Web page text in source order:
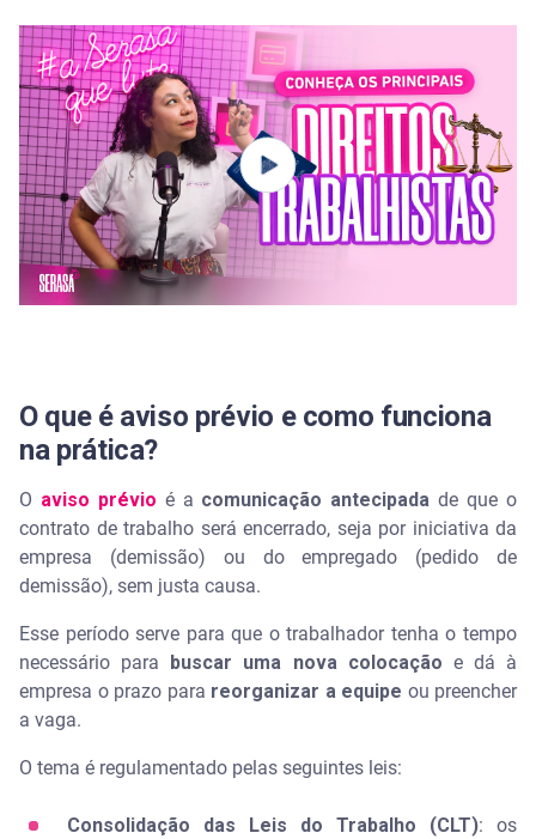
Quantos dias é preciso cumprir de aviso prévio
trabalhado?
Quem está cumprindo aviso prévio tem direito a
sair mais cedo?
Quantas horas se trabalha por dia no aviso prévio?
Sou obrigado a aceitar o aviso prévio trabalhado?
O que é aviso prévio e como funciona
na prática?
O aviso prévio é a comunicação antecipada de que o
contrato de trabalho será encerrado, seja por iniciativa da
empresa (demissão) ou do empregado (pedido de
demissão), sem justa causa.
Esse período serve para que o trabalhador tenha o tempo
necessário para
buscar uma nova colocação e dá à
empresa o prazo para reorganizar a equipe ou preencher
a vaga.
O tema é regulamentado pelas seguintes leis:
Consolidação das Leis do Trabalho (CLT): os